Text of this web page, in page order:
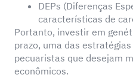
DEPs (Diferenças
características de
Portanto, investir em
prazo, uma das
pecuaristas que desejam
econômicos.